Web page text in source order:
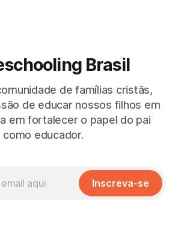
Brasil
de famílias cristãs,
de educar nossos filhos em
em fortalecer o papel do pai
como educador.
Inscreva-se